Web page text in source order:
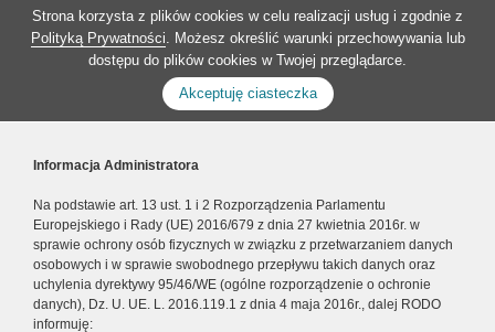
Strona korzysta z plików cookies w celu realizacji usług i zgodnie z
Polityką Prywatności. Możesz określić warunki przechowywania lub
dostępu do plików cookies w Twojej przeglądarce.
Akceptuję ciasteczka
Informacja Administratora
Na podstawie art. 13 ust. 1 i 2 Rozporządzenia Parlamentu
Europejskiego i Rady (UE) 2016/679 z dnia 27 kwietnia 2016r. w
sprawie ochrony osób fizycznych w związku z przetwarzaniem danych
osobowych i w sprawie swobodnego przepływu takich danych oraz
uchylenia dyrektywy 95/46/WE (ogólne rozporządzenie o ochronie
danych), Dz. U. UE. L. 2016.119.1 z dnia 4 maja 2016r., dalej RODO
informuję: